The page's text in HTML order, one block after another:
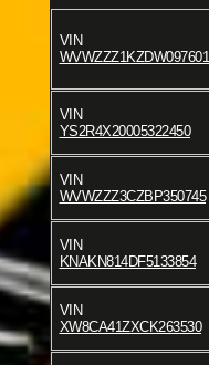
VIN
WVWZZZ1KZDW097601
VIN
YS2R4X20005322450
VIN
WVWZZZ3CZBP350745
VIN
KNAKN814DF5133854
VIN
XW8CA41ZXCK263530